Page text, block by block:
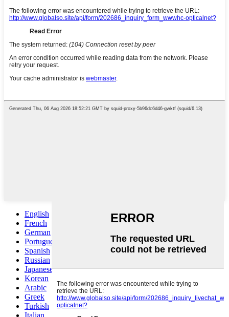
English
French
German
Portuguese
Spanish
Russian
Japanese
Korean
Arabic
Greek
Turkish